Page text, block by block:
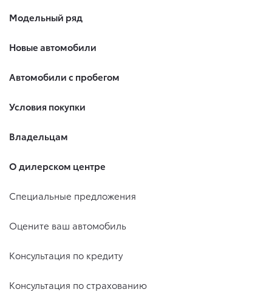
Модельный ряд
Новые автомобили
Автомобили с пробегом
Условия покупки
Владельцам
О дилерском центре
Специальные предложения
Оцените ваш автомобиль
Консультация по кредиту
Консультация по страхованию